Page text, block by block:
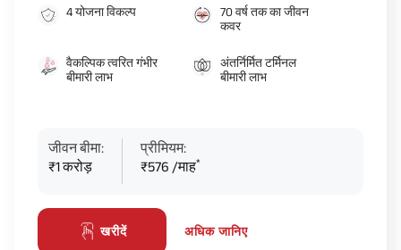
4 योजना विकल्प
70 वर्ष तक का जीवन
कवर
वैकल्पिक त्वरित गंभीर
बीमारी लाभ
अंतर्निर्मित टर्मिनल
बीमारी लाभ
जीवन बीमा:
₹1 करोड़
प्रीमियम:
₹576 /माह*
खरीदें अधिक जानिए